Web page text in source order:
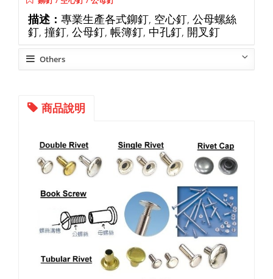
描述： 專業生產各式鉚釘, 空心釘, 公母螺絲
釘, 撞釘, 公母釘, 帳簿釘, 中孔釘, 開叉釘
Others
商品說明